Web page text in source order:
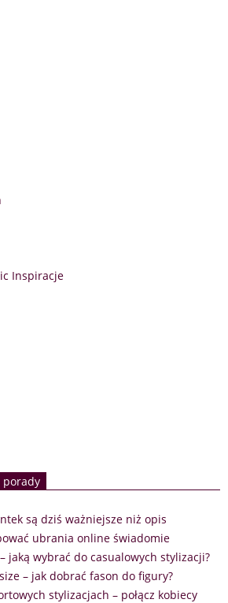
Inspiracje
porady
są dziś ważniejsze niż opis
ubrania online świadomie
jaką wybrać do casualowych stylizacji?
– jak dobrać fason do figury?
stylizacjach – połącz kobiecy